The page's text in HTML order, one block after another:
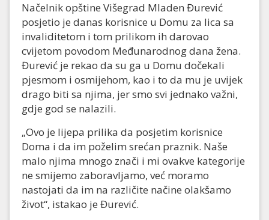
Načelnik opštine Višegrad Mladen Đurević
posjetio je danas korisnice u Domu za lica sa
invaliditetom i tom prilikom ih darovao
cvijetom povodom Međunarodnog dana žena.
Đurević je rekao da su ga u Domu dočekali
pjesmom i osmijehom, kao i to da mu je uvijek
drago biti sa njima, jer smo svi jednako važni,
gdje god se nalazili.
„Ovo je lijepa prilika da posjetim korisnice
Doma i da im poželim srećan praznik. Naše
malo njima mnogo znači i mi ovakve kategorije
ne smijemo zaboravljamo, već moramo
nastojati da im na različite načine olakšamo
život“, istakao je Đurević.